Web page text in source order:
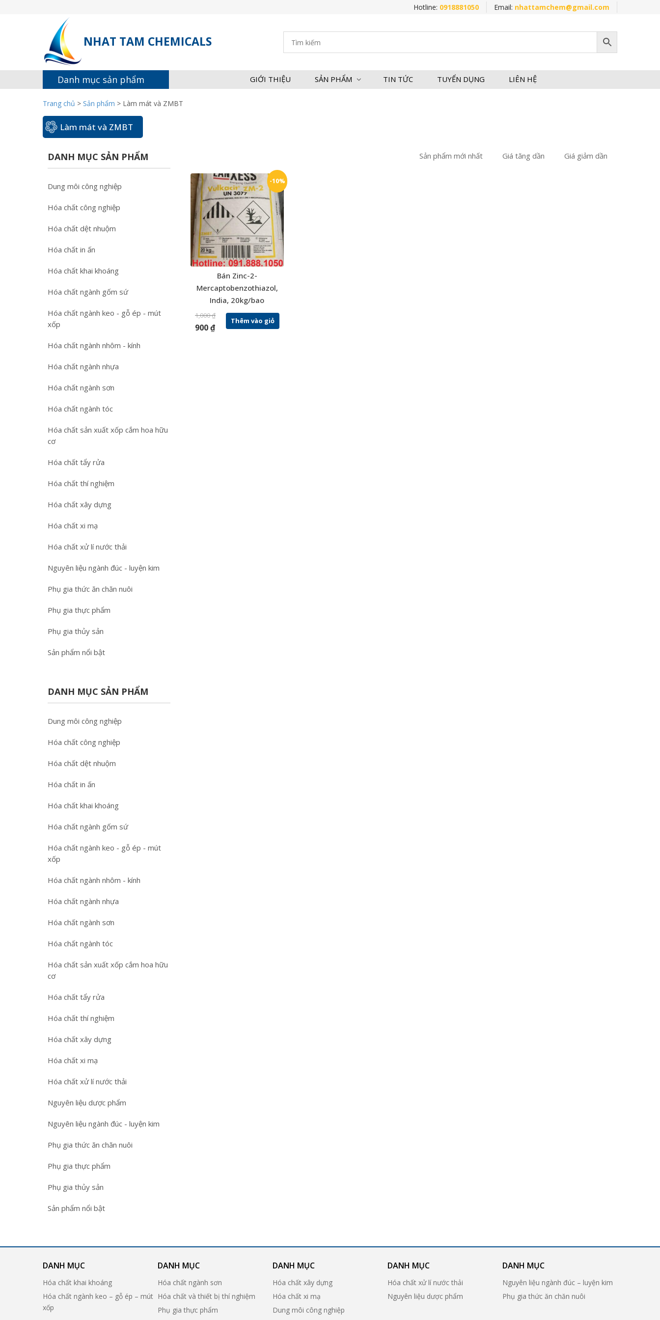
Hotline: 0918881050 Email: nhattamchem@gmail.com
NHAT TAM CHEMICALS
Danh mục sản phẩm GIỚI THIỆU SẢN PHẨM TIN TỨC TUYỂN DỤNG LIÊN HỆ
Trang chủ > Sản phẩm > Làm mát và ZMBT
Làm mát và ZMBT
Sản phẩm mới nhất Giá tăng dần Giá giảm dần
-10%
Bán Zinc-2-
Mercaptobenzothiazol,
India, 20kg/bao
1,000₫
900₫
Thêm vào giỏ
DANH MỤC SẢN PHẨM
Dung môi công nghiệp
Hóa chất công nghiệp
Hóa chất dệt nhuộm
Hóa chất in ấn
Hóa chất khai khoáng
Hóa chất ngành gốm sứ
Hóa chất ngành keo - gỗ ép - mút
xốp
Hóa chất ngành nhôm - kính
Hóa chất ngành nhựa
Hóa chất ngành sơn
Hóa chất ngành tóc
Hóa chất sản xuất xốp cắm hoa hữu
cơ
Hóa chất tẩy rửa
Hóa chất thí nghiệm
Hóa chất xây dựng
Hóa chất xi mạ
Hóa chất xử lí nước thải
Nguyên liệu ngành đúc - luyện kim
Phụ gia thức ăn chăn nuôi
Phụ gia thực phẩm
Phụ gia thủy sản
Sản phẩm nổi bật
DANH MỤC SẢN PHẨM
Dung môi công nghiệp
Hóa chất công nghiệp
Hóa chất dệt nhuộm
Hóa chất in ấn
Hóa chất khai khoáng
Hóa chất ngành gốm sứ
Hóa chất ngành keo - gỗ ép - mút
xốp
Hóa chất ngành nhôm - kính
Hóa chất ngành nhựa
Hóa chất ngành sơn
Hóa chất ngành tóc
Hóa chất sản xuất xốp cắm hoa hữu
cơ
Hóa chất tẩy rửa
Hóa chất thí nghiệm
Hóa chất xây dựng
Hóa chất xi mạ
Hóa chất xử lí nước thải
Nguyên liệu dược phẩm
Nguyên liệu ngành đúc - luyện kim
Phụ gia thức ăn chăn nuôi
Phụ gia thực phẩm
Phụ gia thủy sản
Sản phẩm nổi bật
DANH MỤC
Hóa chất khai khoáng
Hóa chất ngành keo – gỗ ép – mút
xốp
DANH MỤC
Hóa chất ngành sơn
Hóa chất và thiết bị thí nghiệm
Phụ gia thực phẩm
DANH MỤC
Hóa chất xây dựng
Hóa chất xi mạ
Dung môi công nghiệp
DANH MỤC
Hóa chất xử lí nước thải
Nguyên liệu dược phẩm
DANH MỤC
Nguyên liệu ngành đúc – luyện kim
Phụ gia thức ăn chăn nuôi